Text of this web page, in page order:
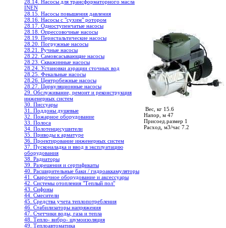
28.14. Насосы для трансформаторного масла
INEN
28.15. Насосы повышения давления
28.16. Насосы с "сухим" ротором
28.17. Одноступенчатые насосы
28.18. Опрессовочные насосы
28.19. Перистальтические насосы
28.20. Погружные насосы
28.21. Ручные насосы
28.22. Самовсасывающие насосы
28.23. Скважинные насосы
28.24. Установки аэрации сточных вод
28.25. Фекальные насосы
28.26. Центробежные насосы
28.27. Циркуляционные насосы
29. Обслуживание, ремонт и реконструкция
инженерных систем
30. Писсуары
31. Поддоны душевые
32. Пожарное оборудование
33. Полоса
34. Полотенцесушители
35. Приводы к арматуре
36. Проектирование инженерных систем
37. Пусконаладка и ввод в эксплуатацию
оборудования
38. Радиаторы
39. Разрешения и сертификаты
40. Расширительные баки / гидроаккамуляторы
41. Сварочное оборудование и аксессуары
42. Системы отопления "Теплый пол"
43. Сифоны
44. Смесители
45. Средства учета теплопотребления
46. Стабилизаторы напряжения
47. Счетчики воды, газа и тепла
48. Тепло- вибро- шумоизоляция
49. Теплоавтоматика
Вес, кг 15.6
Напор, м 47
Присоед.размер 1
Расход, м3/час 7.2